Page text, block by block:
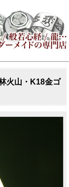
火山・K18金ゴ